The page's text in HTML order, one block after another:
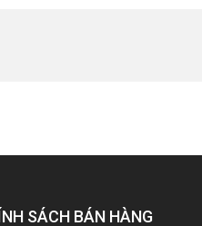
SÁCH BÁN HÀNG